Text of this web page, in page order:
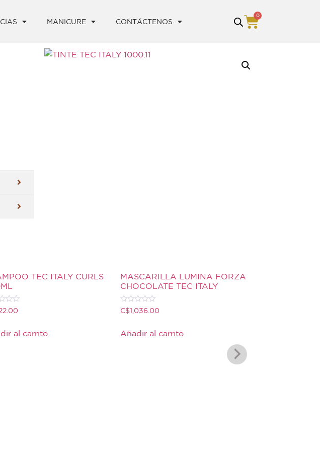
MANICURE CONTÁCTENOS
0
TEC ITALY CURLS
al carrito
MASCARILLA LUMINA FORZA
CHOCOLATE TEC ITALY
Valorado
con
5
C$1,036.00
Añadir al carrito